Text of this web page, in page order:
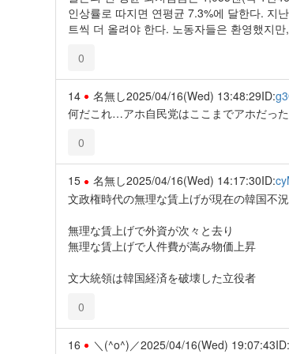
인상률로 따지면 연평균 7.3%에 달한다. 지
트씩 더 올려야 한다. 노동자들은 환영했지
0
14 名無し2025/04/16(Wed) 13:48:29ID:
何だこれ…アホ自民党はここまでアホだっ
0
15 名無し2025/04/16(Wed) 14:17:30ID:
文政権時代の無理な賃上げが現在の韓国不
無理な賃上げで外資が次々と去り
無理な賃上げで人件費が嵩み物価上昇
文大統領は韓国経済を破壊した立役者
0
16 ＼(^o^)／2025/04/16(Wed) 19:07:43ID: